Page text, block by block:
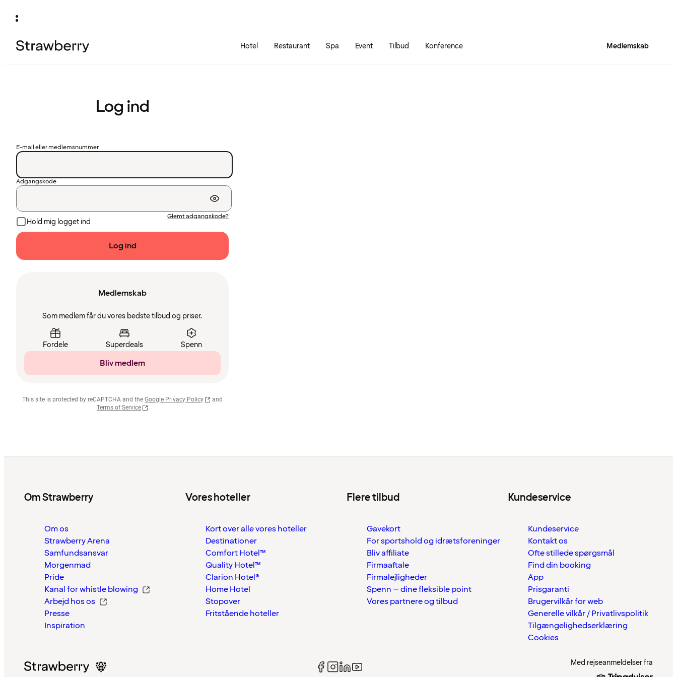
Hotel Restaurant Spa Event Tilbud Konference Medlemskab
Log ind
E-mail eller medlemsnummer
Adgangskode
Hold mig logget ind
Glemt adgangskode?
Log ind
Medlemskab
Som medlem får du vores bedste tilbud og priser.
Fordele Superdeals Spenn
Bliv medlem
This site is protected by reCAPTCHA and the Google Privacy Policy
and
Terms of Service
Om Strawberry
Om os
Strawberry Arena
Samfundsansvar
Morgenmad
Pride
Kanal for whistle blowing
Arbejd hos os
Presse
Inspiration
Vores hoteller
Kort over alle vores hoteller
Destinationer
Comfort Hotel™
Quality Hotel™
Clarion Hotel®
Home Hotel
Stopover
Fritstående hoteller
Flere tilbud
Gavekort
For sportshold og idrætsforeninger
Bliv affiliate
Firmaaftale
Firmalejligheder
Spenn – dine fleksible point
Vores partnere og tilbud
Kundeservice
Kundeservice
Kontakt os
Ofte stillede spørgsmål
Find din booking
App
Prisgaranti
Brugervilkår for web
Generelle vilkår / Privatlivspolitik
Tilgængelighedserklæring
Cookies
Med rejseanmeldelser fra